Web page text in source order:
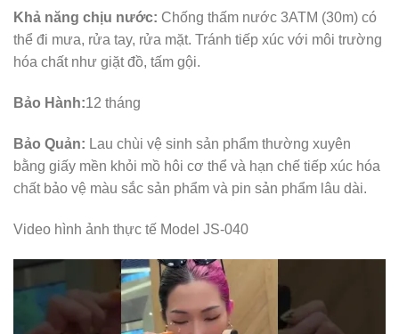
Khả năng chịu nước: Chống thấm nước 3ATM (30m) có
thể đi mưa, rửa tay, rửa mặt. Tránh tiếp xúc với môi trường
hóa chất như giặt đồ, tấm gội.
Bảo Hành:12 tháng
Bảo Quản: Lau chùi vệ sinh sản phẩm thường xuyên
bằng giấy mền khỏi mồ hôi cơ thể và hạn chế tiếp xúc hóa
chất bảo vệ màu sắc sản phẩm và pin sản phẩm lâu dài.
Video hình ảnh thực tế Model JS-040